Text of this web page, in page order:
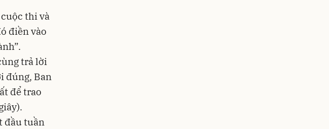
thi và
điền vào
trả lời
đúng, Ban
để trao
đầu tuần